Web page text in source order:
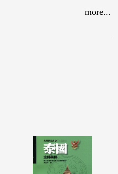
精神分析、懷舊文化等，
脈絡中閱讀；所論及的劇
鍾喬、金枝演社、李國
田野、評論、閱讀、教
為看待臺灣當代劇場發展
more...